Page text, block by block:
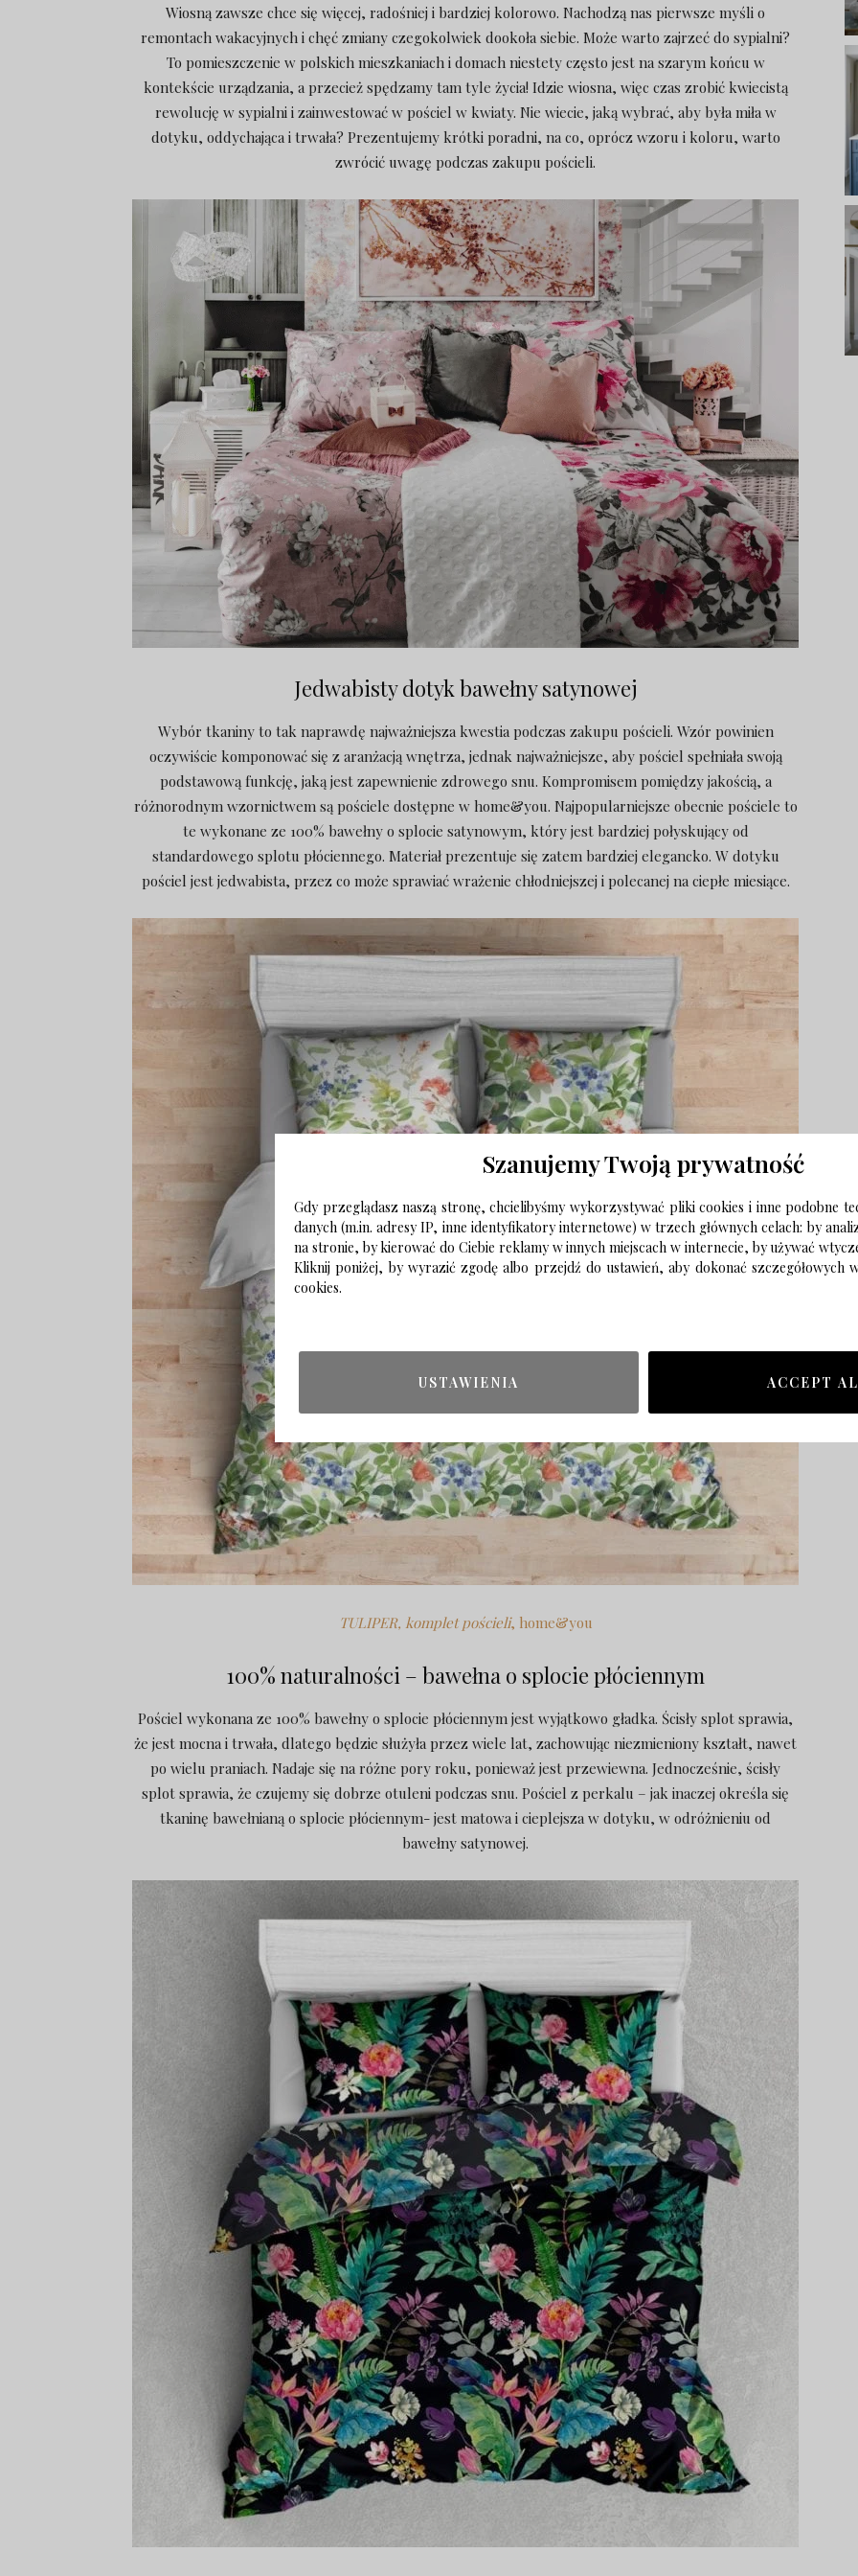
Wiosną zawsze chce się więcej, radośniej i bardziej kolorowo. Nachodzą nas pierwsze myśli o
remontach wakacyjnych i chęć zmiany czegokolwiek dookoła siebie. Może warto zajrzeć do sypialni?
To pomieszczenie w polskich mieszkaniach i domach niestety często jest na szarym końcu w
kontekście urządzania, a przecież spędzamy tam tyle życia! Idzie wiosna, więc czas zrobić kwiecistą
rewolucję w sypialni i zainwestować w pościel w kwiaty. Nie wiecie, jaką wybrać, aby była miła w
dotyku, oddychająca i trwała? Prezentujemy krótki poradni, na co, oprócz wzoru i koloru, warto
zwrócić uwagę podczas zakupu pościeli.
Jedwabisty dotyk bawełny satynowej
Wybór tkaniny to tak naprawdę najważniejsza kwestia podczas zakupu pościeli. Wzór powinien
oczywiście komponować się z aranżacją wnętrza, jednak najważniejsze, aby pościel spełniała swoją
podstawową funkcję, jaką jest zapewnienie zdrowego snu. Kompromisem pomiędzy jakością, a
różnorodnym wzornictwem są pościele dostępne w home&you. Najpopularniejsze obecnie pościele to
te wykonane ze 100% bawełny o splocie satynowym, który jest bardziej połyskujący od
standardowego splotu płóciennego. Materiał prezentuje się zatem bardziej elegancko. W dotyku
pościel jest jedwabista, przez co może sprawiać wrażenie chłodniejszej i polecanej na ciepłe miesiące.
TULIPER, komplet pościeli, home&you
100% naturalności – bawełna o splocie płóciennym
Pościel wykonana ze 100% bawełny o splocie płóciennym jest wyjątkowo gładka. Ścisły splot sprawia,
że jest mocna i trwała, dlatego będzie służyła przez wiele lat, zachowując niezmieniony kształt, nawet
po wielu praniach. Nadaje się na różne pory roku, ponieważ jest przewiewna. Jednocześnie, ścisły
splot sprawia, że czujemy się dobrze otuleni podczas snu. Pościel z perkalu – jak inaczej określa się
tkaninę bawełnianą o splocie płóciennym- jest matowa i cieplejsza w dotyku, w odróżnieniu od
bawełny satynowej.
Szanujemy Twoją prywatność
Gdy przeglądasz naszą stronę, chcielibyśmy wykorzystywać pliki cookies i inne podobne
danych (m.in. adresy IP, inne identyfikatory internetowe) w trzech głównych celach: by
na stronie, by kierować do Ciebie reklamy w innych miejscach w internecie, by używać
Kliknij poniżej, by wyrazić zgodę albo przejdź do ustawień, aby dokonać szczegółowych
cookies.
USTAWIENIA ACCEPT